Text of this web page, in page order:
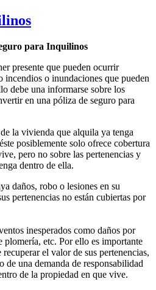
para Inquilinos
presente que pueden ocurrir
incendios o inundaciones que pueden
debe una informarse sobre los
en una póliza de seguro para
la vivienda que alquila ya tenga
posiblemente solo ofrece cobertura
pero no sobre las pertenencias y
dentro de ella.
daños, robo o lesiones en su
pertenencias no están cubiertas por
inesperados como daños por
plomería, etc. Por ello es importante
el valor de sus pertenencias,
de una demanda de responsabilidad
de la propiedad en que vive.